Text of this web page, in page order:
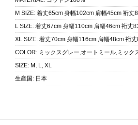
M SIZE: 着丈65cm 身幅102cm 肩幅45cm 裄丈
L SIZE: 着丈67cm 身幅110cm 肩幅46cm 裄丈
XL SIZE: 着丈70cm 身幅116cm 肩幅48cm 裄
COLOR: ミックスグレー,オートミール,ミック
SIZE: M, L, XL
生産国 : 日本